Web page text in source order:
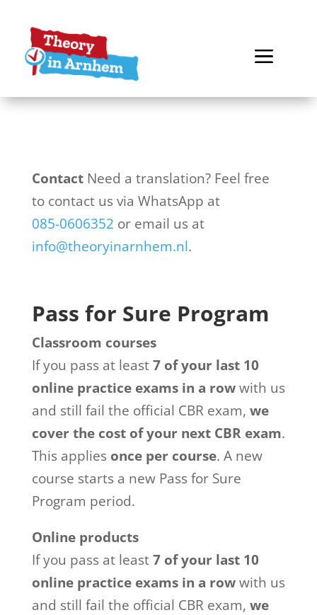
ContactNeed a translation? Feel free
to contact us via WhatsApp at
085-0606352 or email us at
info@theoryinarnhem.nl.
Pass for Sure Program
Classroom courses
If you pass at least7 of your last 10
online practice exams in a rowwith us
and still fail the official CBR exam, we
cover the cost of your next CBR exam.
This applies once per course. A new
course starts a new Pass for Sure
Program period.
Online products
If you pass at least7 of your last 10
online practice exams in a rowwith us
and still fail the official CBR exam, we